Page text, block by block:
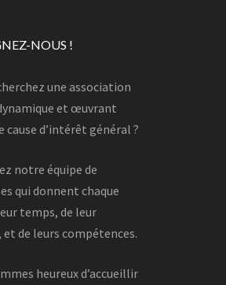
NOUS !
une association
et œuvrant
cause d’intérêt général ?
notre équipe de
qui donnent chaque
temps, de leur
et de leurs compétences.
heureux d’accueillir